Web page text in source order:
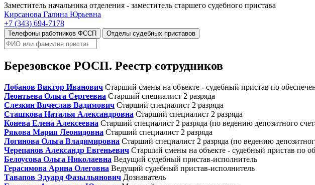
Заместитель начальника отделения - заместитель старшего судебного пристава
Кирсанова Галина Юрьевна
+7 (343) 694-7178
Телефоны работников ФССП Отделы судебных приставов
Березовское РОСП. Реестр сотрудников
Лобанов Виктор Иванович Старший смены на объекте - судебный пристав по
Леонтьева Ольга Сергеевна Старший специалист 2 разряда
Слезкин Вячеслав Вадимович Старший специалист 2 разряда
Сташкова Наталья Александровна Старший специалист 2 разряда
Конева Елена Алексеевна Старший специалист 2 разряда (по ведению депозитного
Рякова Мария Леонидовна Старший специалист 2 разряда
Логинова Ольга Владимировна Старший специалист 2 разряда (по ведению
Черепанов Александр Евгеньевич Старший смены на объекте - судебный пристав по
Белоусова Ольга Николаевна Ведущий судебный пристав-исполнитель
Герасимова Арина Олеговна Ведущий судебный пристав-исполнитель
Тавапов Эдуард Фазыльянович Дознаватель